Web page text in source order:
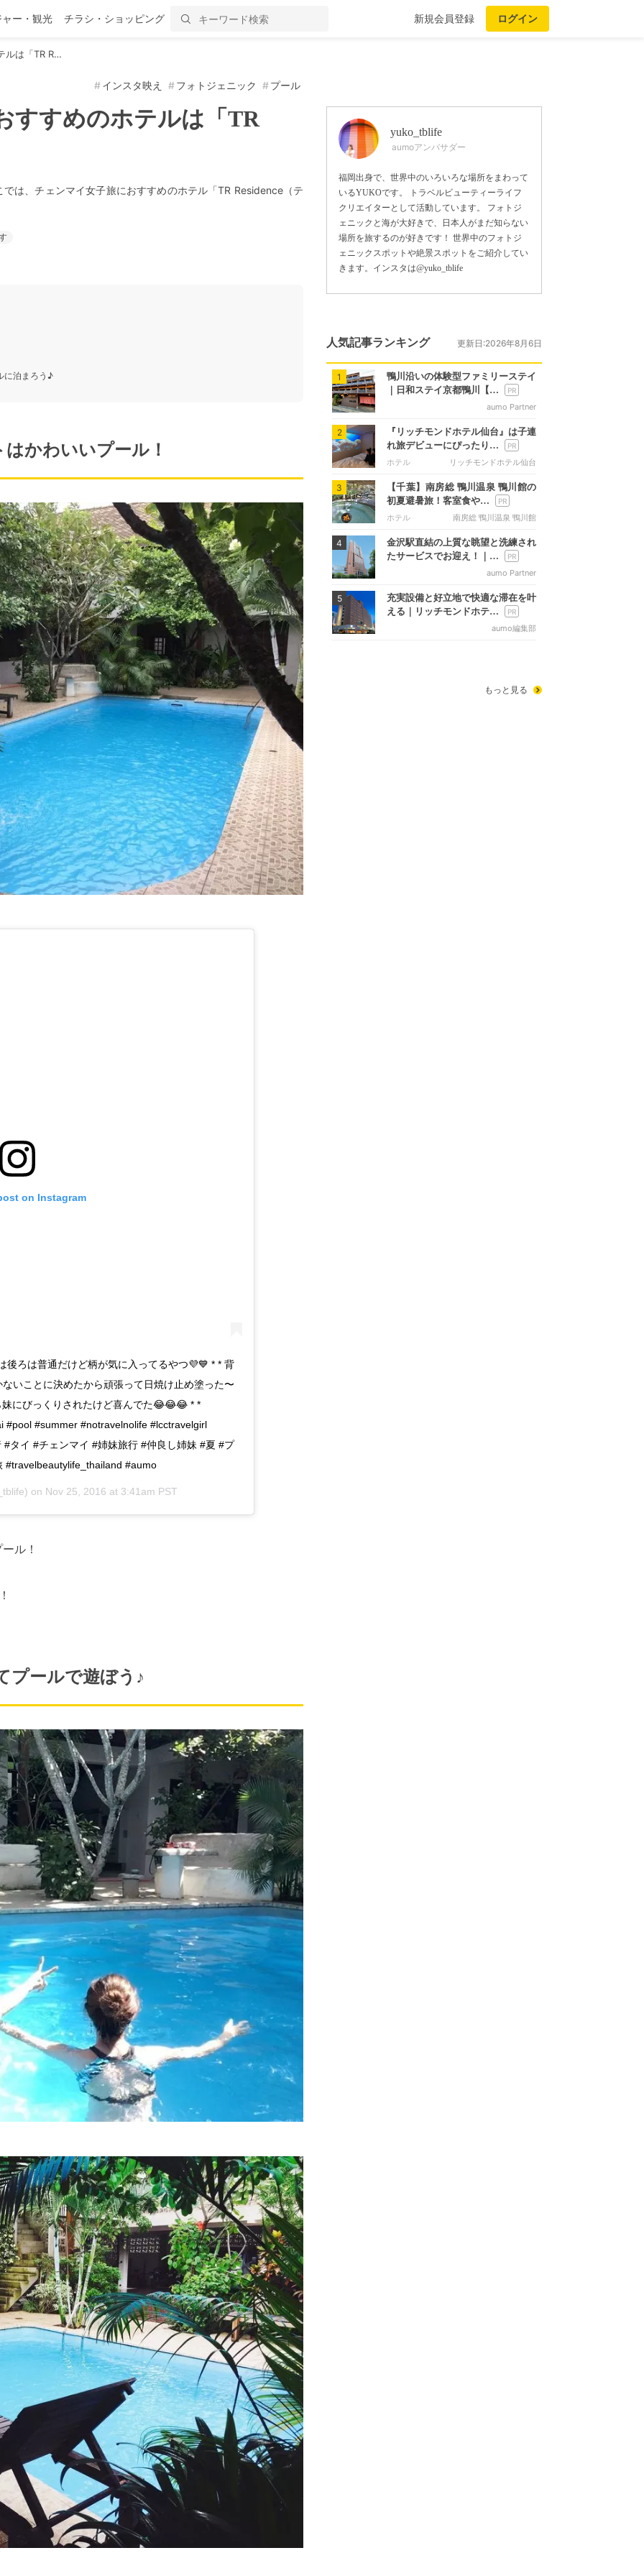
ャー・観光 チラシ・ショッピング 新規会員登録 ログイン
ルは「TR R…
インスタ映え フォトジェニック プール
すすめのホテルは「TR
は、チェンマイ女子旅におすすめのホテル「TR Residence（テ
に泊まろう♪
はかわいいプール！
on Instagram
ろは普通だけど柄が気に入ってるやつ💜💙 * * 背
いことに決めたから頑張って日焼け止め塗った〜
にびっくりされたけど喜んでた😂😂😂 * *
#summer #notravelnolife #lcctravelgirl
タイ #チェンマイ #姉妹旅行 #仲良し姉妹 #夏 #プ
#travelbeautylife_thailand #aumo
on Nov 25, 2016 at 3:41am PST
ル！
プールで遊ぼう♪
yuko_tblife
aumoアンバサダー
福岡出身で、世界中のいろいろな場所をまわって
いるYUKOです。 トラベルビューティーライフ
クリエイターとして活動しています。 フォトジ
ェニックと海が大好きで、日本人がまだ知らない
場所を旅するのが好きです！ 世界中のフォトジ
ェニックスポットや絶景スポットをご紹介してい
きます。インスタは@yuko_tblife
人気記事ランキング 更新日:2026年8月6日
1
鴨川沿いの体験型ファミリーステイ
｜日和ステイ京都鴨川【…
aumo Partner
2
『リッチモンドホテル仙台』は子連
れ旅デビューにぴったり…
ホテル リッチモンドホテル仙台
3
【千葉】南房総 鴨川温泉 鴨川館の
初夏避暑旅！客室食や…
ホテル 南房総 鴨川温泉 鴨川館
4
金沢駅直結の上質な眺望と洗練され
たサービスでお迎え！｜…
aumo Partner
5
充実設備と好立地で快適な滞在を叶
える｜リッチモンドホテ…
aumo編集部
もっと見る